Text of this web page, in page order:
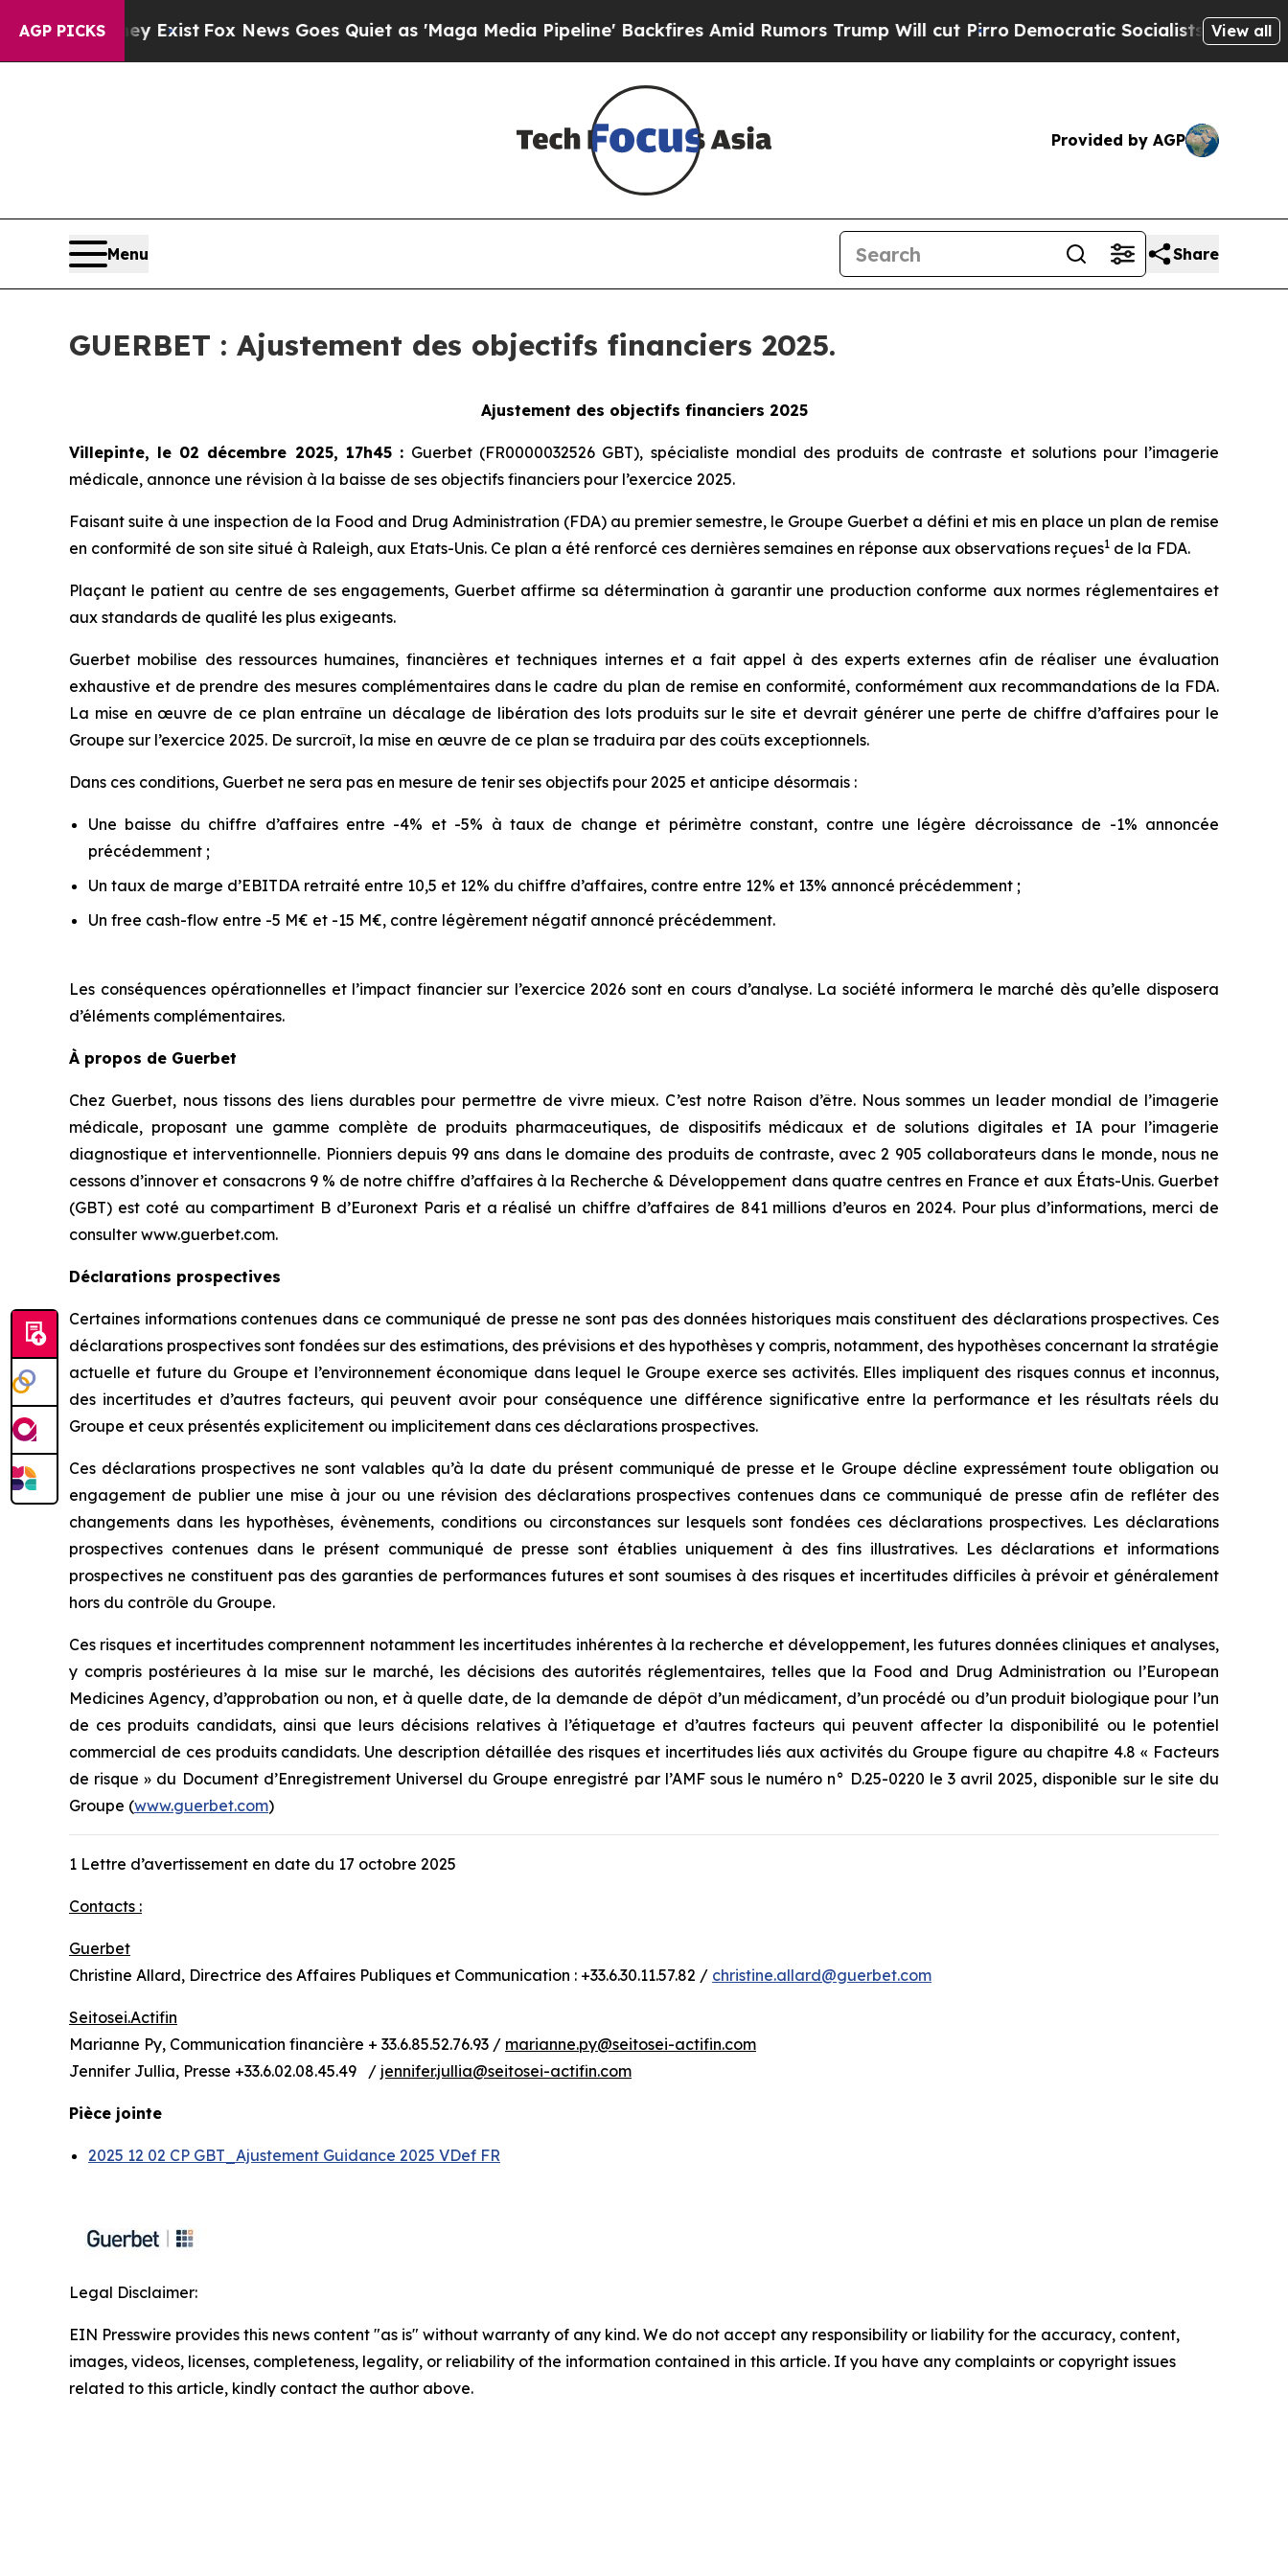
AGP PICKS
They Exist Fox News Goes Quiet as 'Maga Media Pipeline' Backfires Amid Rumors Trump Will cut Pirro Democratic Socialists of AmericaView all
Provided by AGP
Menu Share
GUERBET : Ajustement des objectifs financiers 2025.
Ajustement des objectifs financiers 2025
Villepinte, le 02 décembre 2025, 17h45: Guerbet (FR0000032526 GBT), spécialiste mondial des produits de contraste et solutions pour l’imagerie
médicale, annonce une révision à la baisse de ses objectifs financiers pour l’exercice 2025.
Faisant suite à une inspection de la Food and Drug Administration (FDA) au premier semestre, le Groupe Guerbet a défini et mis en place un plan de remise
en conformité de son site situé à Raleigh, aux Etats-Unis. Ce plan a été renforcé ces dernières semaines en réponse aux observations reçues1 de la FDA.
Plaçant le patient au centre de ses engagements, Guerbet affirme sa détermination à garantir une production conforme aux normes réglementaires et
aux standards de qualité les plus exigeants.
Guerbet mobilise des ressources humaines, financières et techniques internes et a fait appel à des experts externes afin de réaliser une évaluation
exhaustive et de prendre des mesures complémentaires dans le cadre du plan de remise en conformité, conformément aux recommandations de la FDA.
La mise en œuvre de ce plan entraîne un décalage de libération des lots produits sur le site et devrait générer une perte de chiffre d’affaires pour le
Groupe sur l’exercice 2025. De surcroît, la mise en œuvre de ce plan se traduira par des coûts exceptionnels.
Dans ces conditions, Guerbet ne sera pas en mesure de tenir ses objectifs pour 2025 et anticipe désormais :
Une baisse du chiffre d’affaires entre -4% et -5% à taux de change et périmètre constant, contre une légère décroissance de -1% annoncée
précédemment ;
Un taux de marge d’EBITDA retraité entre 10,5 et 12% du chiffre d’affaires, contre entre 12% et 13% annoncé précédemment ;
Un free cash-flow entre -5 M€ et -15 M€, contre légèrement négatif annoncé précédemment.
Les conséquences opérationnelles et l’impact financier sur l’exercice 2026 sont en cours d’analyse. La société informera le marché dès qu’elle disposera
d’éléments complémentaires.
À propos de Guerbet
Chez Guerbet, nous tissons des liens durables pour permettre de vivre mieux. C’est notre Raison d’être. Nous sommes un leader mondial de l’imagerie
médicale, proposant une gamme complète de produits pharmaceutiques, de dispositifs médicaux et de solutions digitales et IA pour l’imagerie
diagnostique et interventionnelle. Pionniers depuis 99 ans dans le domaine des produits de contraste, avec 2 905 collaborateurs dans le monde, nous ne
cessons d’innover et consacrons 9 % de notre chiffre d’affaires à la Recherche & Développement dans quatre centres en France et aux États-Unis. Guerbet
(GBT) est coté au compartiment B d’Euronext Paris et a réalisé un chiffre d’affaires de 841 millions d’euros en 2024. Pour plus d’informations, merci de
consulter www.guerbet.com.
Déclarations prospectives
Certaines informations contenues dans ce communiqué de presse ne sont pas des données historiques mais constituent des déclarations prospectives. Ces
déclarations prospectives sont fondées sur des estimations, des prévisions et des hypothèses y compris, notamment, des hypothèses concernant la stratégie
actuelle et future du Groupe et l’environnement économique dans lequel le Groupe exerce ses activités. Elles impliquent des risques connus et inconnus,
des incertitudes et d’autres facteurs, qui peuvent avoir pour conséquence une différence significative entre la performance et les résultats réels du
Groupe et ceux présentés explicitement ou implicitement dans ces déclarations prospectives.
Ces déclarations prospectives ne sont valables qu’à la date du présent communiqué de presse et le Groupe décline expressément toute obligation ou
engagement de publier une mise à jour ou une révision des déclarations prospectives contenues dans ce communiqué de presse afin de refléter des
changements dans les hypothèses, évènements, conditions ou circonstances sur lesquels sont fondées ces déclarations prospectives. Les déclarations
prospectives contenues dans le présent communiqué de presse sont établies uniquement à des fins illustratives. Les déclarations et informations
prospectives ne constituent pas des garanties de performances futures et sont soumises à des risques et incertitudes difficiles à prévoir et généralement
hors du contrôle du Groupe.
Ces risques et incertitudes comprennent notamment les incertitudes inhérentes à la recherche et développement, les futures données cliniques et analyses,
y compris postérieures à la mise sur le marché, les décisions des autorités réglementaires, telles que la Food and Drug Administration ou l’European
Medicines Agency, d’approbation ou non, et à quelle date, de la demande de dépôt d’un médicament, d’un procédé ou d’un produit biologique pour l’un
de ces produits candidats, ainsi que leurs décisions relatives à l’étiquetage et d’autres facteurs qui peuvent affecter la disponibilité ou le potentiel
commercial de ces produits candidats. Une description détaillée des risques et incertitudes liés aux activités du Groupe figure au chapitre 4.8 « Facteurs
de risque » du Document d’Enregistrement Universel du Groupe enregistré par l’AMF sous le numéro n° D.25-0220 le 3 avril 2025, disponible sur le site du
Groupe (www.guerbet.com)
1 Lettre d’avertissement en date du 17 octobre 2025
Contacts :
Guerbet
Christine Allard, Directrice des Affaires Publiques et Communication : +33.6.30.11.57.82 / christine.allard@guerbet.com
Seitosei.Actifin
Marianne Py, Communication financière + 33.6.85.52.76.93 / marianne.py@seitosei-actifin.com
Jennifer Jullia, Presse +33.6.02.08.45.49 / jennifer.jullia@seitosei-actifin.com
Pièce jointe
2025 12 02 CP GBT_Ajustement Guidance 2025 VDef FR
Legal Disclaimer:
EIN Presswire provides this news content "as is" without warranty of any kind. We do not accept any responsibility or liability for the accuracy, content,
images, videos, licenses, completeness, legality, or reliability of the information contained in this article. If you have any complaints or copyright issues
related to this article, kindly contact the author above.